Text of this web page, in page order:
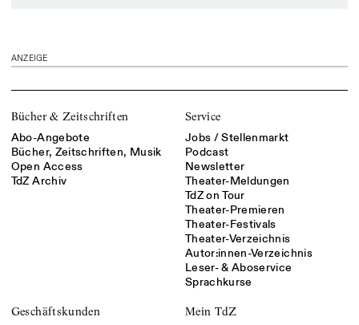
ANZEIGE
Bücher & Zeitschriften
Abo-Angebote
Bücher, Zeitschriften, Musik
Open Access
TdZ Archiv
Service
Jobs / Stellenmarkt
Podcast
Newsletter
Theater-Meldungen
TdZ on Tour
Theater-Premieren
Theater-Festivals
Theater-Verzeichnis
Autor:innen-Verzeichnis
Leser- & Aboservice
Sprachkurse
Geschäftskunden Mein TdZ